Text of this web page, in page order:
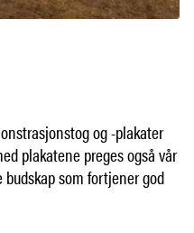
og -plakater
plakatene preges også vår
som fortjener god